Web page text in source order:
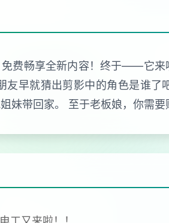
费畅享全新内容！终于——它
友早就猜出剪影中的角色是谁
妹带回家。 至于老板娘，你需要